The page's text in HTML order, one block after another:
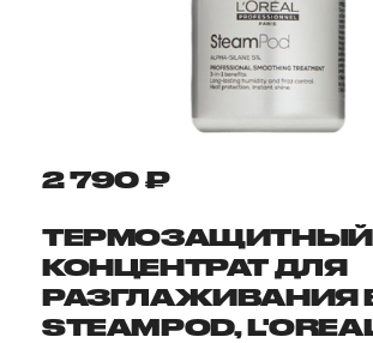
2 790 ₽
ТЕРМОЗАЩИТНЫЙ
КОНЦЕНТРАТ ДЛЯ
РАЗГЛАЖИВАНИЯ
STEAMPOD,